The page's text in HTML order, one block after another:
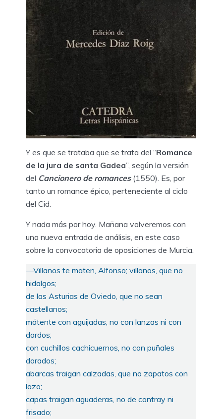
Y es que se trataba que se trata del “Romance
de la jura de santa Gadea”, según la versión
del Cancionero de romances(1550). Es, por
tanto un romance épico, perteneciente al ciclo
del Cid.
Y nada más por hoy. Mañana volveremos con
una nueva entrada de análisis, en este caso
sobre la convocatoria de oposiciones de Murcia.
—Villanos te maten, Alfonso; villanos, que no
hidalgos;
de las Asturias de Oviedo, que no sean
castellanos;
mátente con aguijadas, no con lanzas ni con
dardos;
con cuchillos cachicuernos, no con puñales
dorados;
abarcas traigan calzadas, que no zapatos con
lazo;
capas traigan aguaderas, no de contray ni
frisado;